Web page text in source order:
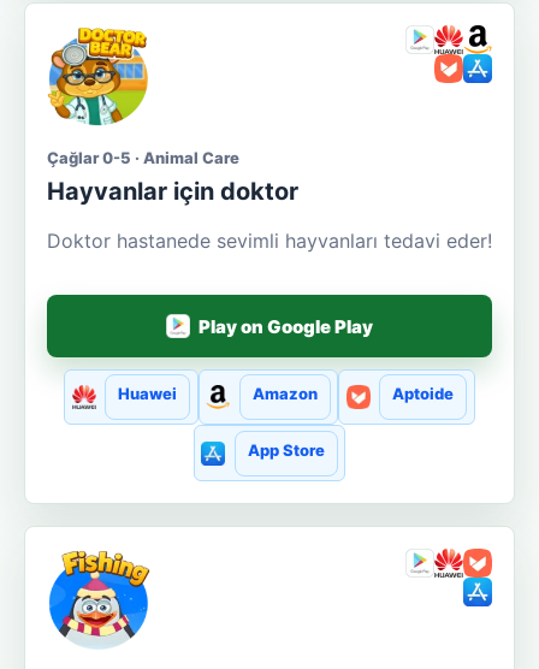
Çağlar 0-5 · Animal Care
Hayvanlar için doktor
Doktor hastanede sevimli hayvanları tedavi eder!
Play on Google Play
Huawei Amazon Aptoide
App Store